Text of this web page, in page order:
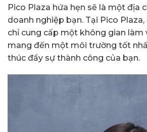
Pico Plaza hứa hẹn sẽ là một địa
doanh nghiệp bạn. Tại Pico
chỉ cung cấp một không gian làm
mang đến một môi trường tốt
thúc đẩy sự thành công của bạn.